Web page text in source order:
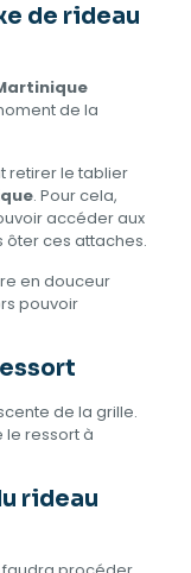
de rideau
de la
retirer le tablier
. Pour cela,
accéder aux
ôter ces attaches.
en douceur
pouvoir
de la grille.
le ressort à
rideau